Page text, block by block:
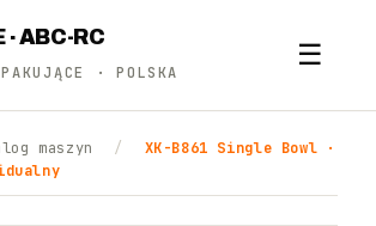
ABC-RC
· POLSKA
☰
maszyn /
XK-B861 Single Bowl ·